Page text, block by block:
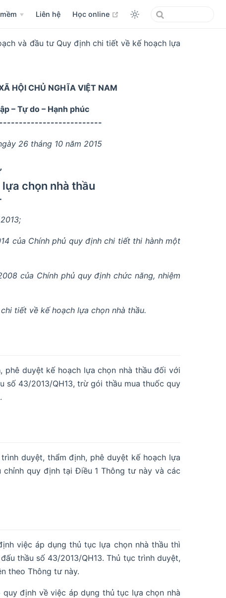
Liên hệ Học online open in new window
và đầu tư Quy định chi tiết về kế hoạch lựa
HỘI CHỦ NGHĨA VIỆT NAM
– Tự do – Hạnh phúc
26 tháng 10 năm 2015
chọn nhà thầu
của Chính phủ quy định chi tiết thi hành một
của Chính phủ quy định chức năng, nhiệm
tiết về kế hoạch lựa chọn nhà thầu.
duyệt kế hoạch lựa chọn nhà thầu đối với
số 43/2013/QH13, trừ gói thầu mua thuốc quy
duyệt, thẩm định, phê duyệt kế hoạch lựa
quy định tại Điều 1 Thông tư này và các
việc áp dụng thủ tục lựa chọn nhà thầu thì
thầu số 43/2013/QH13. Thủ tục trình duyệt,
theo Thông tư này.
định về việc áp dụng thủ tục lựa chọn nhà